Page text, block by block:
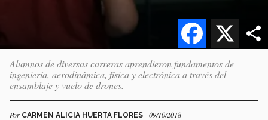
X
Facebook
Alumnos de diversas carreras aprendieron fundamentos de
ingeniería, aerodinámica, física y electrónica a través del
ensamblaje y vuelo de drones.
Por CARMEN ALICIA HUERTA FLORES - 09/10/2018